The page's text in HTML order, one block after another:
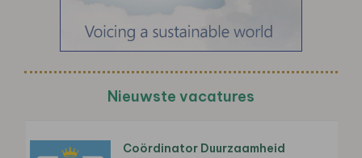
Nieuwste vacatures
Coördinator Duurzaamheid